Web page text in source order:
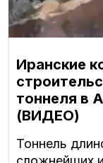
Иранские
тоннеля в
(ВИДЕО)
Тоннель